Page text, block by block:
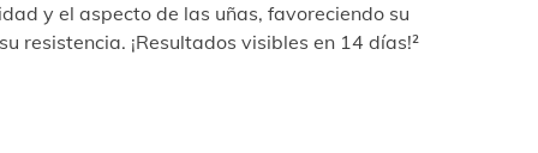
y el aspecto de las uñas, favoreciendo su
resistencia. ¡Resultados visibles en 14 días!²